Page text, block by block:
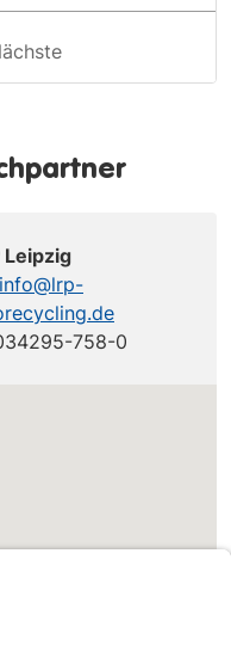
Leipzig
info@lrp-
758-0